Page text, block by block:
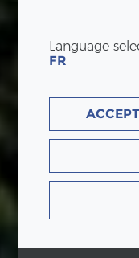
Language
FR